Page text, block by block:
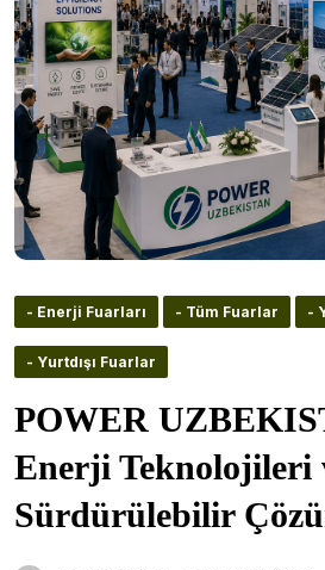
- Enerji Fuarları - Tüm Fuarlar -
- Yurtdışı Fuarlar
POWER
Enerji Teknolojileri
Sürdürülebilir